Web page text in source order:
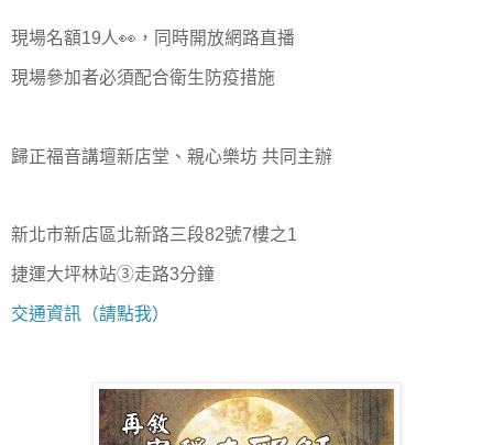
現場名額19人👀，同時開放網路直播
現場參加者必須配合衛生防疫措施
歸正福音講壇新店堂、親心樂坊 共同主辦
新北市新店區北新路三段82號7樓之1
捷運大坪林站③走路3分鐘
交通資訊（請點我）